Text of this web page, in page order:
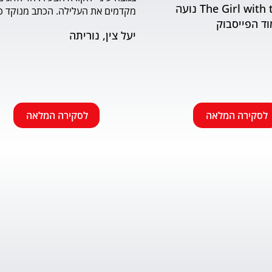
The Girl with the Book נועה
הפייסבוק
לסקירה המלאה
יעל צין, נוריתה
לסקירה המלאה